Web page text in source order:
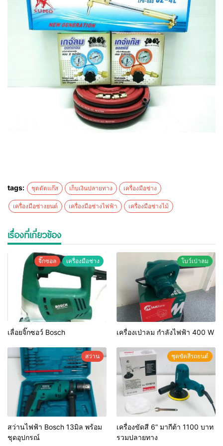
tags: ชุดตัดแก๊ส เก็บเงินปลายทาง เครื่องมือช่าง
เครื่องมือช่างยนต์ เครื่องมือช่างไฟฟ้า เครื่องมือช่างไม้
เรื่องที่เกี่ยวข้อง
จิ๊กซอล เครื่องมือช่าง
เลื่อยจิ๊กซอว์ Bosch
โบว์เป่าลม
เครื่องเป่าลม กำลังไฟฟ้า 400 W
สว่าน
สว่านไฟฟ้า Bosch 13มิล พร้อม
ชุดอุปกรณ์
ชุดขัดสีรถยนต์​
เครื่องขัดสี 6” มากีต้า 1100 บาท
รวมปลายทาง